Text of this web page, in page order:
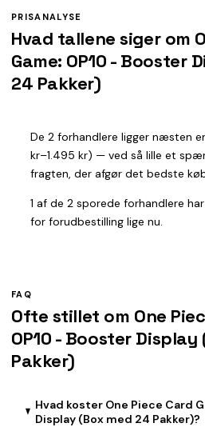
PRISANALYSE
Hvad tallene siger om
Game: OP10 - Booster
24 Pakker)
De 2 forhandlere ligger næsten
kr–1.495 kr) — ved så lille et
fragten, der afgør det bedste
1 af de 2 sporede forhandlere
for forudbestilling lige nu.
FAQ
Ofte stillet om One
OP10 - Booster
Pakker)
Hvad koster One Piece Card
Display (Box med 24 Pakker)?